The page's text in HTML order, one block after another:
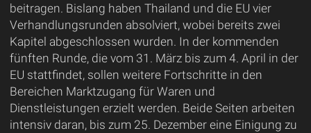
beitragen. Bislang haben Thailand und die EU vier
Verhandlungsrunden absolviert, wobei bereits zwei
Kapitel abgeschlossen wurden. In der kommenden
fünften Runde, die vom 31. März bis zum 4. April in der
EU stattfindet, sollen weitere Fortschritte in den
Bereichen Marktzugang für Waren und
Dienstleistungen erzielt werden. Beide Seiten arbeiten
intensiv daran, bis zum 25. Dezember eine Einigung zu